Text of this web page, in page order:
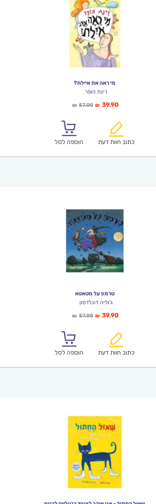
מי ראה את איילת?
רינת הופר
₪ 57.00המחיר
₪57.00.
₪ 39.90
הוא:
כתוב חוות דעת
הוספה לסל
טרמפ על מטאטא
ג'וליה דונלדסון
₪ 57.00המחיר
₪57.00.
₪ 39.90
הוא:
כתוב חוות דעת
הוספה לסל